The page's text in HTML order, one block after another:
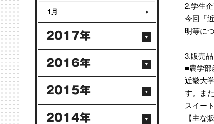
2.学生
今回「
明等に
3.販売品
■農学部
近畿大
す。ま
スイー
【主な
1月
2017年
2016年
2015年
2014年